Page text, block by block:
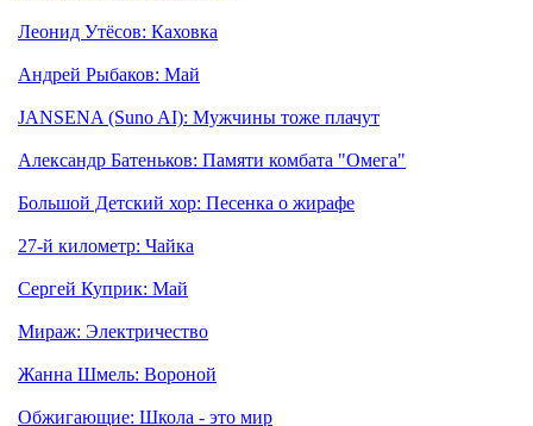
Леонид Утёсов: Каховка
Андрей Рыбаков: Май
JANSENA (Suno AI): Мужчины тоже плачут
Александр Батеньков: Памяти комбата "Омега"
Большой Детский хор: Песенка о жирафе
27-й километр: Чайка
Сергей Куприк: Май
Мираж: Электричество
Жанна Шмель: Вороной
Обжигающие: Школа - это мир